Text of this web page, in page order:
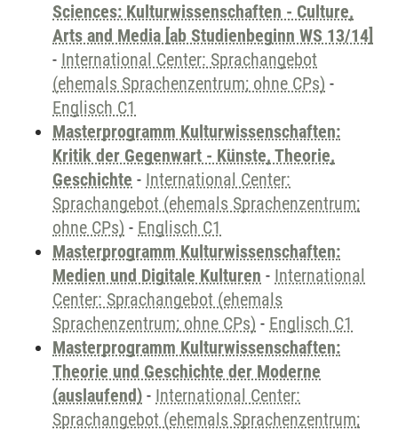
Sciences: Kulturwissenschaften - Culture,
Arts and Media [ab Studienbeginn WS 13/14]
- International Center: Sprachangebot
(ehemals Sprachenzentrum; ohne CPs) -
Englisch C1
Masterprogramm Kulturwissenschaften:
Kritik der Gegenwart - Künste, Theorie,
Geschichte - International Center:
Sprachangebot (ehemals Sprachenzentrum;
ohne CPs) - Englisch C1
Masterprogramm Kulturwissenschaften:
Medien und Digitale Kulturen - International
Center: Sprachangebot (ehemals
Sprachenzentrum; ohne CPs) - Englisch C1
Masterprogramm Kulturwissenschaften:
Theorie und Geschichte der Moderne
(auslaufend) - International Center:
Sprachangebot (ehemals Sprachenzentrum;